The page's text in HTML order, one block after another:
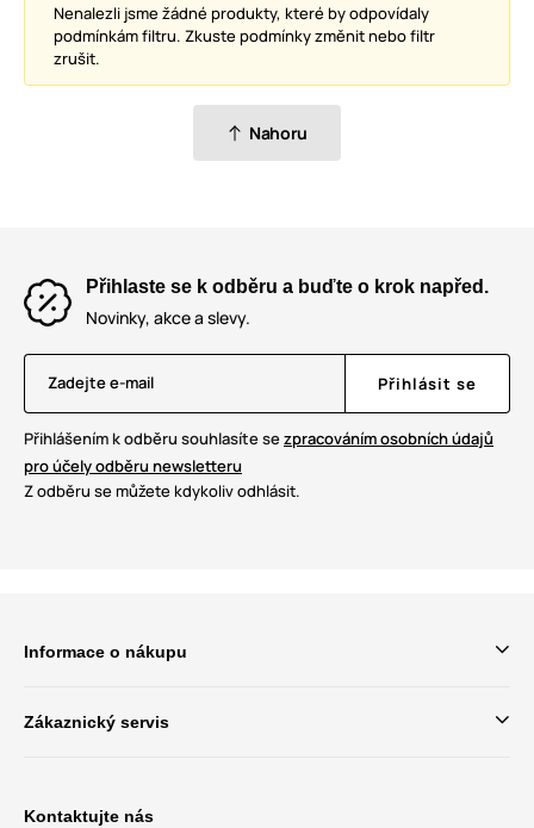
Nenalezli jsme žádné produkty, které by odpovídaly
podmínkám filtru. Zkuste podmínky změnit nebo filtr
zrušit.
Nahoru
Přihlaste se k odběru a buďte o krok napřed.
Novinky, akce a slevy.
Zadejte e-mail Přihlásit se
Přihlášením k odběru souhlasíte sezpracováním osobních údajů
pro účely odběru newsletteru
Z odběru se můžete kdykoliv odhlásit.
Informace o nákupu
Zákaznický servis
Kontaktujte nás